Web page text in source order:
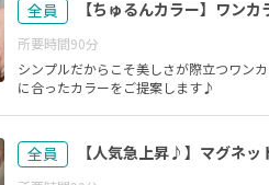
全員 【ちゅるんカラー】ワン
所要時間90分
シンプルだからこそ美しさが際立つワン
に合ったカラーをご提案します♪
全員 【人気急上昇♪】マグネッ